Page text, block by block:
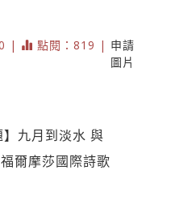
| 點閱：819 | 申請
圖片
九月到淡水 與
爾摩莎國際詩歌